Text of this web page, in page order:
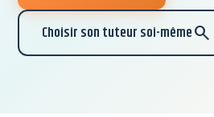
Choisir son tuteur soi-mêmesearch